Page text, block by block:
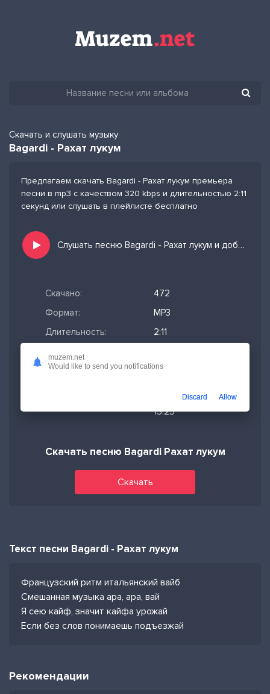
Скачать и слушать музыку
Bagardi - Рахат лукум
Предлагаем скачать Bagardi - Рахат лукум премьера
песни в mp3 с качеством 320 kbps и длительностью 2:11
секунд или слушать в плейлисте бесплатно
Слушать песню Bagardi - Рахат лукум и добавить в избранных
Скачано:
472
Формат:
MP3
Длительность:
2:11
Качество mp3:
320 кбит/с,
13-10-2025,
15:25
Скачать песню Bagardi Рахат лукум
Скачать
Текст песни Bagardi - Рахат лукум
Французский ритм итальянский вайб
Смешанная музыка ара, ара, вай
Я сею кайф, значит кайфа урожай
Если без слов понимаешь подъезжай
Рекомендации
muzem.net
Would like to send you notifications
Discard Allow